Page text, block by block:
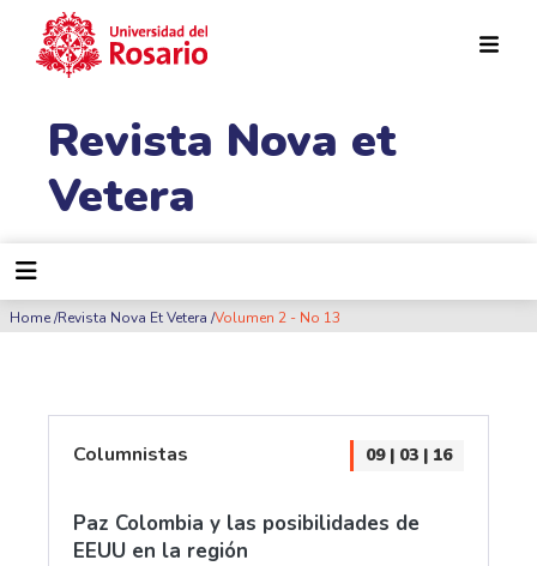
Revista Nova et
Vetera
Ruta de navegación
Home Revista Nova Et Vetera Volumen 2 - No 13
Columnistas 09 | 03 | 16
Paz Colombia y las posibilidades de
EEUU en la región